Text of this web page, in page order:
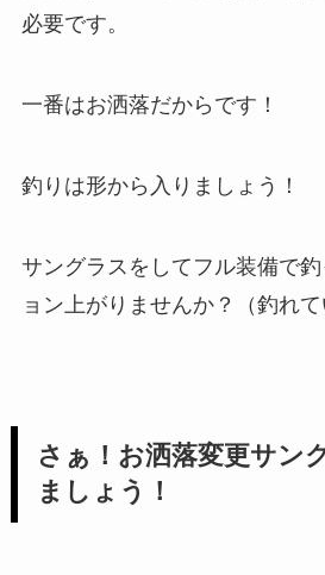
必要です。
一番はお洒落だからです！
釣りは形から入りましょう！
サングラスをしてフル装備で
ョン上がりませんか？（釣れて
さぁ！お洒落変更サン
ましょう！